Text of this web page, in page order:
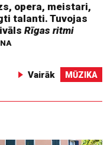
opera, meistari,
talanti. Tuvojas
Rīgas ritmi
Vairāk MŪZIKA